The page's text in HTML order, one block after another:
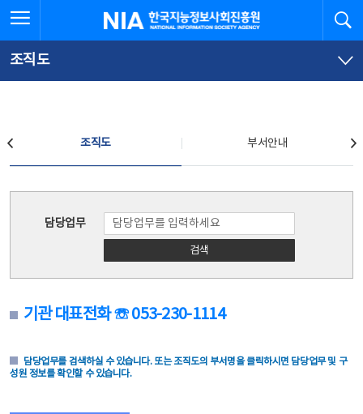
문
로
가
체
뉴
바
가
한국지능정보사회진흥원
조직도
조직도 부서안내
담당업무
검색
기관 대표전화 ☏ 053-230-1114
담당업무를 검색하실 수 있습니다. 또는 조직도의 부서명을 클릭하시면 담당업무 및 구
성원 정보를 확인할 수 있습니다.